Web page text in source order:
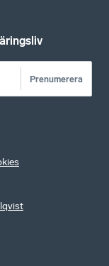
Prenumerera